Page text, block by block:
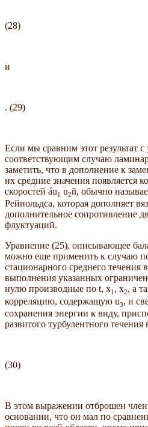
(28)
и
. (29)
Если мы сравним этот результат
соответствующим случаю
заметить, что в дополнение к
их средние значения появляется
скоростей áu1 u2ñ, обычно
Рейнольдса, которая дополняет
дополнительное сопротивление
флуктуаций.
Уравнение (25), описывающее
можно еще применить к случаю
стационарного среднего течения
выполнения указанных
нулю производные по t, x1, x2, а
корреляцию, содержащую u3, и
сохранения энергии к виду,
развитого турбулентного течения
(30)
В этом выражении отброшен
основании, что он мал по